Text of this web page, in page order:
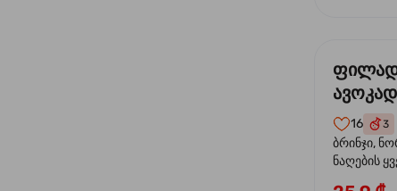
16 3
ბრინჯი,
ნაღების